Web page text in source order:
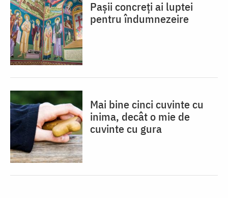
Pașii concreți ai luptei
pentru îndumnezeire
Mai bine cinci cuvinte cu
inima, decât o mie de
cuvinte cu gura